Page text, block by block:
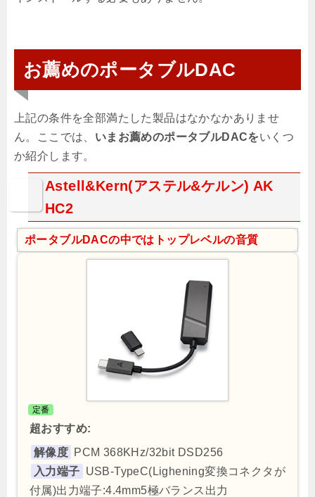
お薦めのポータブルDAC
上記の条件を全部満たした製品はなかなかありませ
ん。ここでは、 いまお薦めのポータブルDACをいくつ
か紹介します。
Astell&Kern(アステル&ケルン) AK
HC2
ポータブルDACの中ではトップレベルの音質
定番
超おすすめ:
解像度 PCM 368KHz/32bit DSD256
入力端子 USB-TypeC(Lighening変換コネクタが
付属)出力端子:4.4mm5極バランス出力